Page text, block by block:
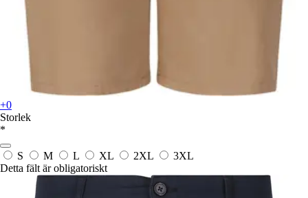
+0
Storlek
*
S M L XL 2XL
3XL
Detta fält är obligatoriskt